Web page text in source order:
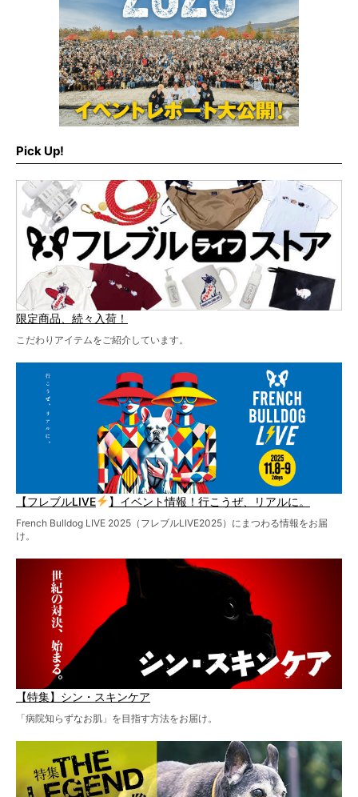
Pick Up!
限定商品、続々入荷！
こだわりアイテムをご紹介しています。
【フレブルLIVE 】イベント情報！行こうぜ、リアルに。
French Bulldog LIVE 2025（フレブルLIVE2025）にまつわる情報をお届
け。
【特集】シン・スキンケア
「病院知らずなお肌」を目指す方法をお届け。